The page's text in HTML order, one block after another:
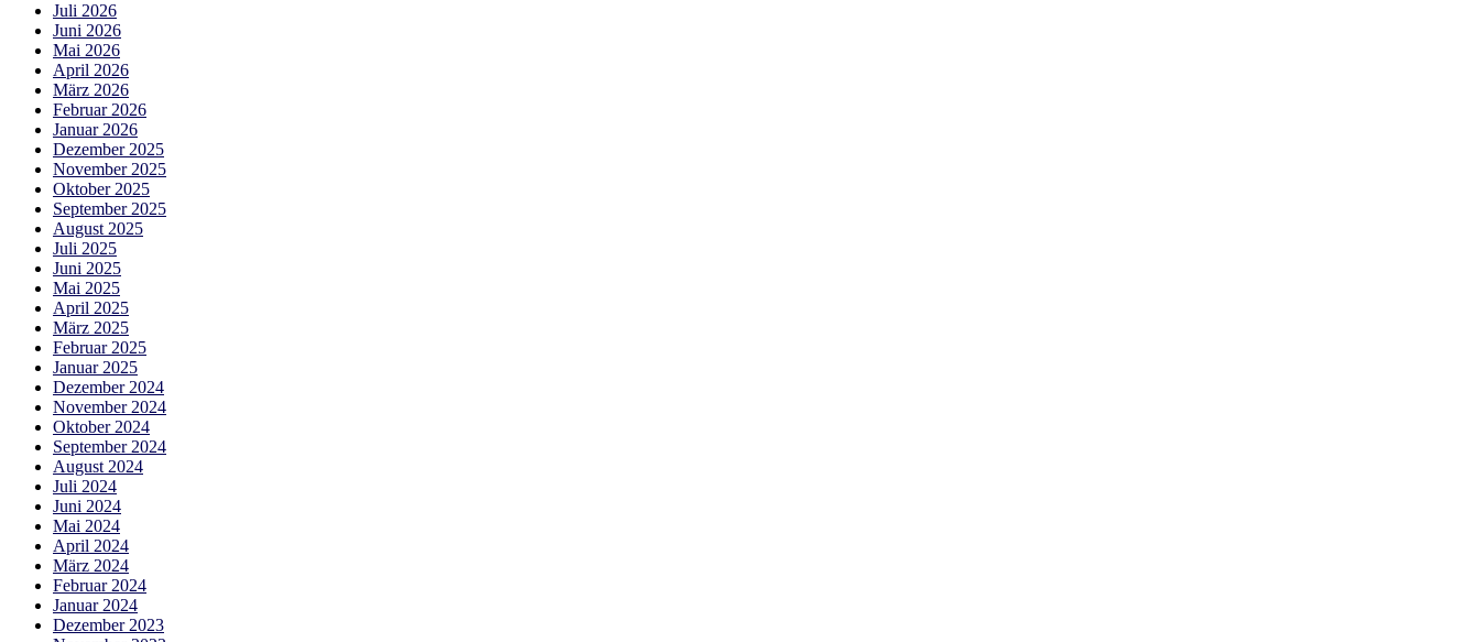
Juli 2026
Juni 2026
Mai 2026
April 2026
März 2026
Februar 2026
Januar 2026
Dezember 2025
November 2025
Oktober 2025
September 2025
August 2025
Juli 2025
Juni 2025
Mai 2025
April 2025
März 2025
Februar 2025
Januar 2025
Dezember 2024
November 2024
Oktober 2024
September 2024
August 2024
Juli 2024
Juni 2024
Mai 2024
April 2024
März 2024
Februar 2024
Januar 2024
Dezember 2023